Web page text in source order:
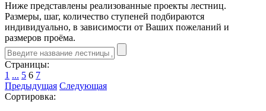
Ниже представлены реализованные проекты лестниц.
Размеры, шаг, количество ступеней подбираются
индивидуально, в зависимости от Ваших пожеланий и
размеров проёма.
Страницы:
1 ... 5 6 7
Предыдущая Следующая
Сортировка: